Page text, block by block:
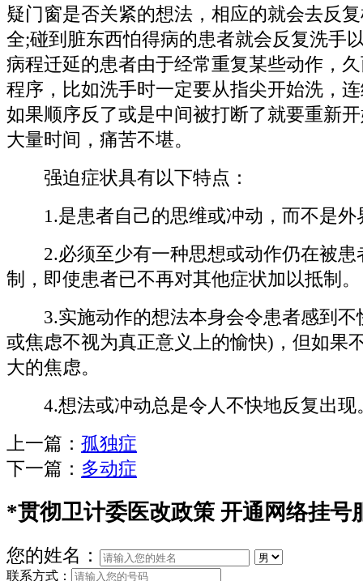
疑门窗是否关紧的想法，相应的就会去反
全;碰到脏东西怕得病的患者就会反复洗手
病程迁延的患者由于经常重复某些动作，
程序，比如洗手时一定要从指尖开始洗，
如果顺序反了或是中间被打断了就要重新
大量时间，痛苦不堪。
强迫症状具有以下特点：
1.是患者自己的思维或冲动，而不是外
2.必须至少有一种思想或动作仍在被患
制，即使患者已不再对其他症状加以抵制。
3.实施动作的想法本身会令患者感到不
或焦虑不视为真正意义上的愉快)，但如果
大的焦虑。
4.想法或冲动总是令人不快地反复出现
上一篇： 孤独症
下一篇： 多动症
*贯彻卫计委医改政策 开通网络挂号
您的姓名：
联系方式：